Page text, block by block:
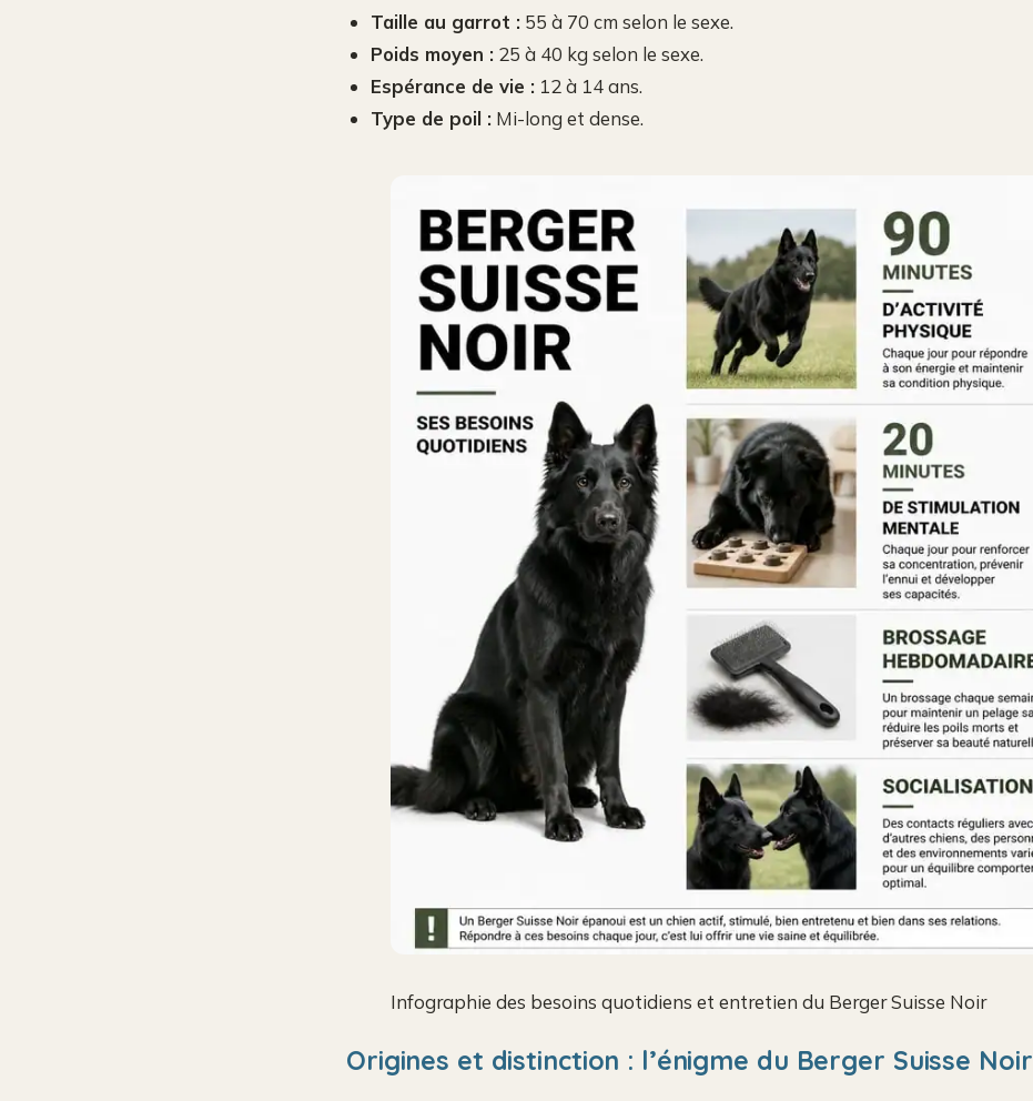
Taille au garrot : 55 à 70 cm selon le sexe.
Poids moyen : 25 à 40 kg selon le sexe.
Espérance de vie : 12 à 14 ans.
Type de poil : Mi-long et dense.
Infographie des besoins quotidiens et entretien du Berger Suisse Noir
Origines et distinction : l’énigme du Berger Suisse Noir